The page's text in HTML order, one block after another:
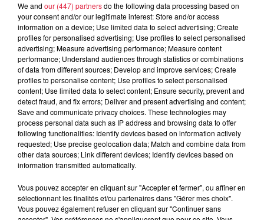
6 août 2026
Au zoo de Mulhouse : rencontre
avec les flamants rouges
À découvrir également
We and our (447) partnersdo the following data processing based on
your consent and/or our legitimate interest: Store and/or access
information on a device; Use limited data to select advertising; Create
profiles for personalised advertising; Use profiles to select personalised
advertising; Measure advertising performance; Measure content
performance; Understand audiences through statistics or combinations
of data from different sources; Develop and improve services; Create
profiles to personalise content; Use profiles to select personalised
content; Use limited data to select content; Ensure security, prevent and
detect fraud, and fix errors; Deliver and present advertising and content;
Save and communicate privacy choices. These technologies may
process personal data such as IP address and browsing data to offer
following functionalities: Identify devices based on information actively
requested; Use precise geolocation data; Match and combine data from
other data sources; Link different devices; Identify devices based on
information transmitted automatically.
Vous pouvez accepter en cliquant sur "Accepter et fermer", ou affiner en
sélectionnant les finalités et/ou partenaires dans "Gérer mes choix".
Vous pouvez également refuser en cliquant sur "Continuer sans